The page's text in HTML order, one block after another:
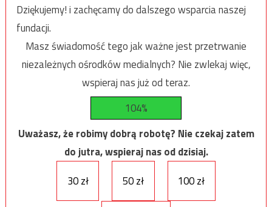
Dziękujemy! i zachęcamy do dalszego wsparcia naszej
fundacji.
Masz świadomość tego jak ważne jest przetrwanie
niezależnych ośrodków medialnych? Nie zwlekaj więc,
wspieraj nas już od teraz.
104%
Uważasz, że robimy dobrą robotę? Nie czekaj zatem
do jutra, wspieraj nas od dzisiaj.
30 zł
50 zł 100 zł